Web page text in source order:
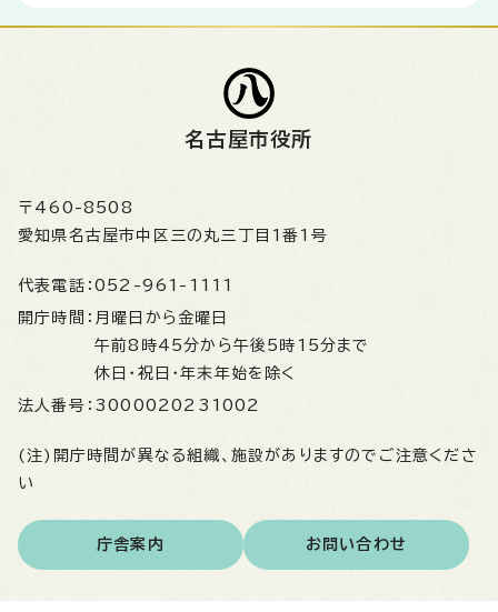
名古屋市役所
〒460-8508
愛知県名古屋市中区三の丸三丁目1番1号
代表電話： 052-961-1111
開庁時間： 月曜日から金曜日
午前8時45分から午後5時15分まで
休日・祝日・年末年始を除く
法人番号： 3000020231002
(注)開庁時間が異なる組織、施設がありますのでご注意くださ
い
庁舎案内 お問い合わせ